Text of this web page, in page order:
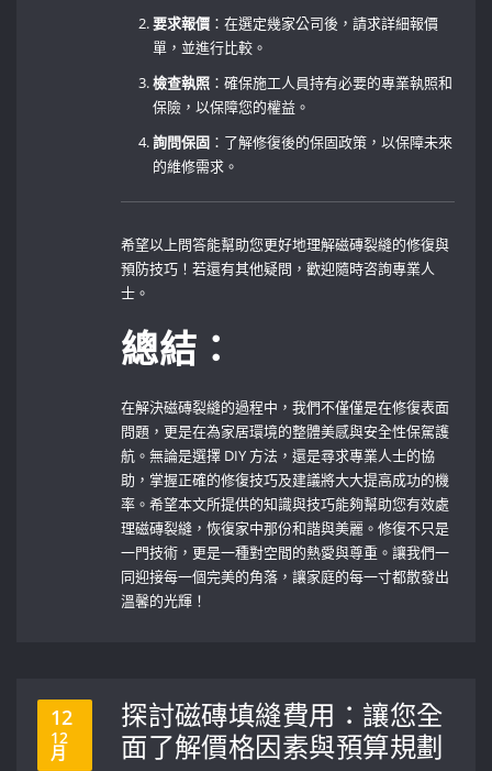
要求報價 ：在選定幾家公司後，請求詳細報價
單，並進行比較。
檢查執照 ：確保施工人員持有必要的專業執照和
保險，以保障您的權益。
詢問保固 ：了解修復後的保固政策，以保障未來
的維修需求。
希望以上問答能幫助您更好地理解磁磚裂縫的修復與
預防技巧！若還有其他疑問，歡迎隨時咨詢專業人
士。 ​
總結：
在解決磁磚裂縫的過程中，我們不僅僅是在修復表面
問題，更是在為家居環境的整體美感與安全性保駕護
航。無論是選擇 DIY ​方法，還是尋求專業人士的協
助，掌握正確的修復技巧及建議將大大提高成功的機
率。希望本文所提供的知識與技巧能夠幫助您有效處
理磁磚裂縫，恢復家中那份和諧與美麗。修復不只是
一門技術，更是一種對空間的熱愛與尊重。讓我們一
同迎接每一個完美的角落，讓家庭的每一寸都散發出
溫馨的光輝！
12
12
月
探討磁磚填縫費用：讓您全
面了解價格因素與預算規劃